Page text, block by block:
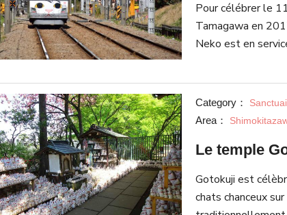
Pour célébrer le
Tamagawa en
Neko est en
actuelle de Tokyu
historique avec le
ligne Tokyo
propre Maneki-
Category：
Area：
Le temple
Gotokuji est
chats chanceux